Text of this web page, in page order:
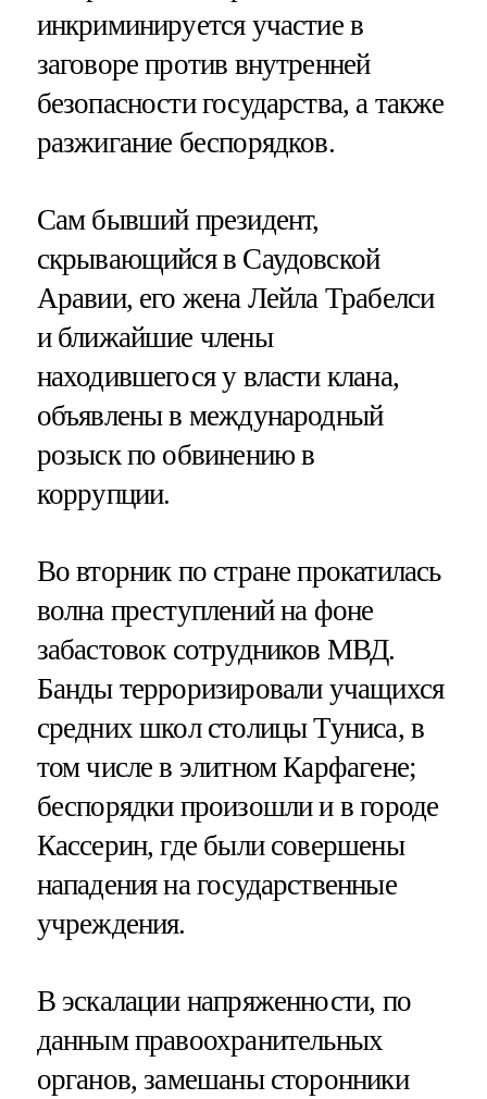
инкриминируется участие в
заговоре против внутренней
безопасности государства, а также
разжигание беспорядков.
Сам бывший президент,
скрывающийся в Саудовской
Аравии, его жена Лейла Трабелси
и ближайшие члены
находившегося у власти клана,
объявлены в международный
розыск по обвинению в
коррупции.
Во вторник по стране прокатилась
волна преступлений на фоне
забастовок сотрудников МВД.
Банды терроризировали учащихся
средних школ столицы Туниса, в
том числе в элитном Карфагене;
беспорядки произошли и в городе
Кассерин, где были совершены
нападения на государственные
учреждения.
В эскалации напряженности, по
данным правоохранительных
органов, замешаны сторонники